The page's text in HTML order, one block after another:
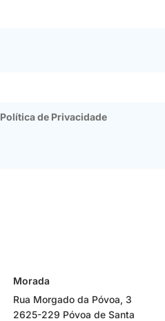
Política de Privacidade
Morada
Rua Morgado da Póvoa, 3
2625-229 Póvoa de Santa